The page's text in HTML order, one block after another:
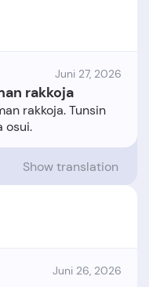
Juni 27, 2026
rakkoja
rakkoja. Tunsin
Show translation
Juni 26, 2026